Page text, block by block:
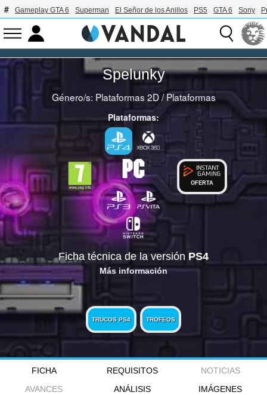
Gameplay GTA 6 Superman El Señor de los Anillos PS5 GTA 6 Sony
Spelunky
Género/s: Plataformas 2D/Plataformas
Plataformas:
OFERTA
Ficha técnica de la versión PS4
Más información
TRUCOS PS4 TROFEOS
FICHA REQUISITOS
NOTICIAS
AVANCES
ANÁLISIS
IMÁGENES